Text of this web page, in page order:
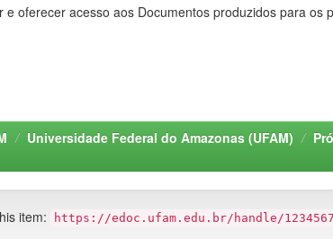
oferecer acesso aos Documentos produzidos para os
Universidade Federal do Amazonas (UFAM)
item: https://edoc.ufam.edu.br/handle/